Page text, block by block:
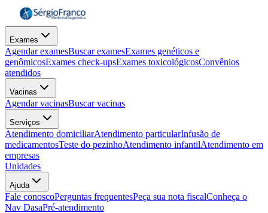
Exames
Agendar examesBuscar examesExames genéticos e
genômicosExames check-upsExames toxicológicosConvênios
atendidos
Vacinas
Agendar vacinasBuscar vacinas
Serviços
Atendimento domiciliarAtendimento particularInfusão de
medicamentosTeste do pezinhoAtendimento infantilAtendimento em
empresas
Unidades
Ajuda
Fale conoscoPerguntas frequentesPeça sua nota fiscalConheça o
Nav DasaPré-atendimento